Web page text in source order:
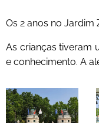
Os 2 anos no Jardim
As crianças tiveram
e conhecimento. A